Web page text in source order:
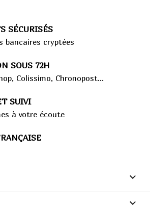
SÉCURISÉS
bancaires cryptées
SOUS 72H
Colissimo, Chronopost...
SUIVI
à votre écoute

